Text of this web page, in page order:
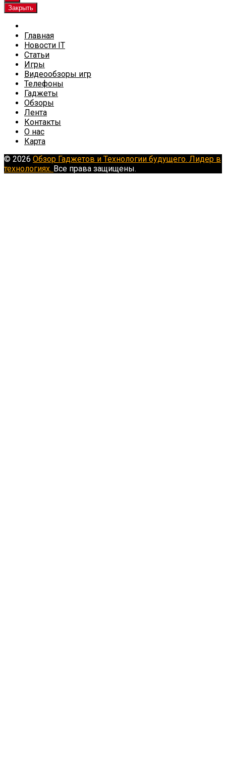
Закрыть
Главная
Новости IT
Статьи
Игры
Видеообзоры игр
Телефоны
Гаджеты
Обзоры
Лента
Контакты
О нас
Карта
© 2026 Обзор Гаджетов и Технологии будущего. Лидер в
технологиях. Все права защищены.